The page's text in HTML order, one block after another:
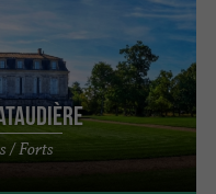
/ Forts